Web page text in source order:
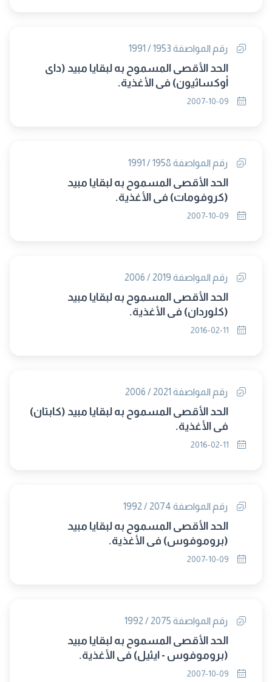
رقم المواصفة 1953 / 1991
الحد الأقصى المسموح به لبقايا مبيد (داى
أوكساثيون) فى الأغذية.
رقم المواصفة 1958 / 1991
الحد الأقصى المسموح به لبقايا مبيد
(كروفومات) فى الأغذية.
رقم المواصفة 2019 / 2006
الحد الأقصى المسموح به لبقايا مبيد
(كلوردان) فى الأغذية.
رقم المواصفة 2021 / 2006
الحد الأقصى المسموح به لبقايا مبيد (كابتان)
فى الأغذية.
رقم المواصفة 2074 / 1992
الحد الأقصى المسموح به لبقايا مبيد
(بروموفوس) فى الأغذية.
رقم المواصفة 2075 / 1992
الحد الأقصى المسموح به لبقايا مبيد
(بروموفوس - ايثيل) فى الأغذية.